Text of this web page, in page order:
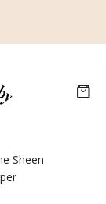
Sheen